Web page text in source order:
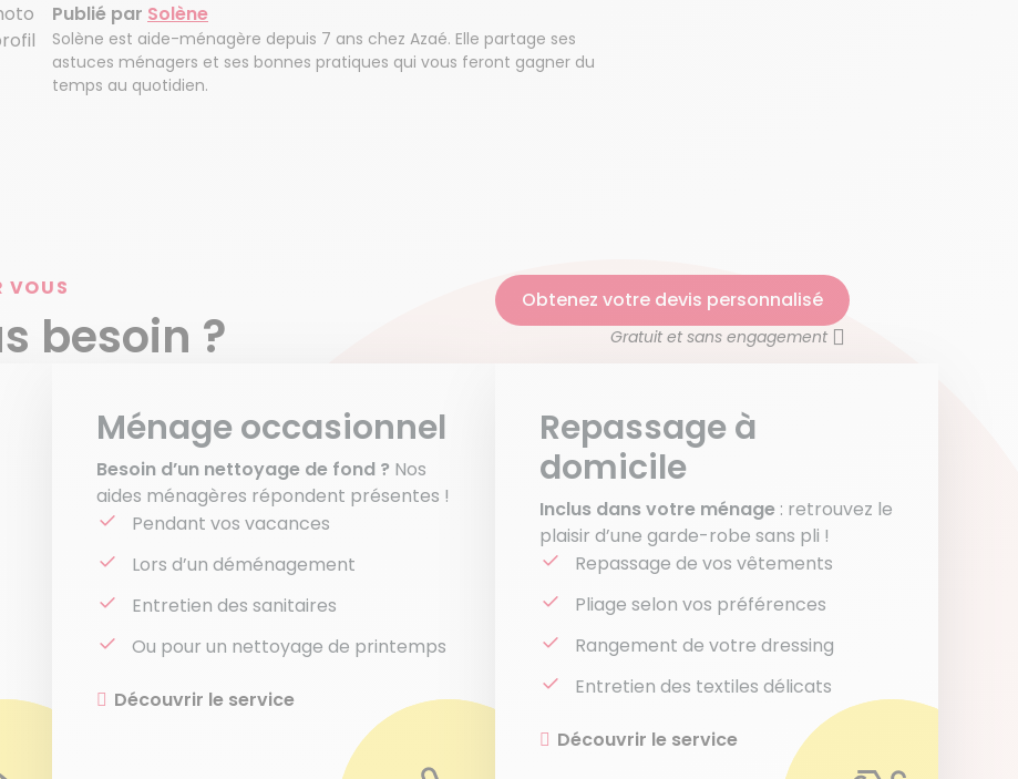
Publié par Solène
Solène est aide-ménagère depuis 7 ans chez Azaé. Elle partage ses
astuces ménagers et ses bonnes pratiques qui vous feront gagner du
temps au quotidien.
VOUS
besoin ?
Obtenez votre devis personnalisé
Gratuit et sans engagement
Ménage occasionnel
Besoin d’un nettoyage de fond ? Nos
aides ménagères répondent présentes !
Pendant vos vacances
Lors d’un déménagement
Entretien des sanitaires
Ou pour un nettoyage de printemps
Découvrir le service
Repassage à
domicile
Inclus dans votre ménage : retrouvez le
plaisir d’une garde-robe sans pli !
Repassage de vos vêtements
Pliage selon vos préférences
Rangement de votre dressing
Entretien des textiles délicats
Découvrir le service